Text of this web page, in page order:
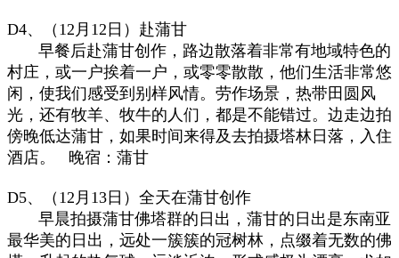
D4、（12月12日）赴蒲甘
早餐后赴蒲甘创作，路边散落着非常有地域特色的
村庄，或一户挨着一户，或零零散散，他们生活非常悠
闲，使我们感受到别样风情。劳作场景，热带田圆风
光，还有牧羊、牧牛的人们，都是不能错过。边走边拍
傍晚低达蒲甘，如果时间来得及去拍摄塔林日落，入住
酒店。
晚宿：蒲甘
D5、（12月13日）全天在蒲甘创作
早晨拍摄蒲甘佛塔群的日出，蒲甘的日出是东南亚
最华美的日出，远处一簇簇的冠树林，点缀着无数的佛